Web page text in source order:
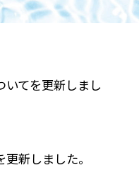
いてを更新しまし
新しました。